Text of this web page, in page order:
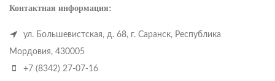
Контактная информация:
ул. Большевистская, д. 68, г. Саранск, Республика
Мордовия, 430005
+7 (8342) 27-07-16